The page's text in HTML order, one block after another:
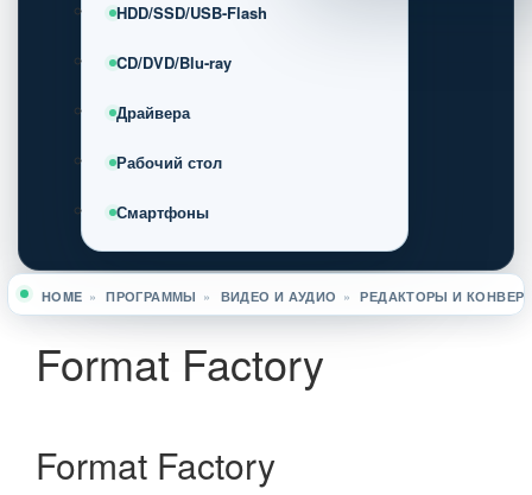
HDD/SSD/USB-Flash
CD/DVD/Blu-ray
Драйвера
Рабочий стол
Смартфоны
Вы здесь
HOME » ПРОГРАММЫ » ВИДЕО И АУДИО » РЕДАКТОРЫ И
Format Factory
Format Factory